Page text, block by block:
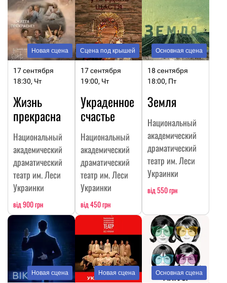
Новая сцена
17 сентября
18:30, Чт
Жизнь
прекрасна
Национальный
академический
драматический
театр им. Леси
Украинки
від 900 грн
Сцена под крышей
17 сентября
19:00, Чт
Украденное
счастье
Национальный
академический
драматический
театр им. Леси
Украинки
від 450 грн
Основная сцена
18 сентября
18:00, Пт
Земля
Национальный
академический
драматический
театр им. Леси
Украинки
від 550 грн
Новая сцена Новая сцена Основная сцена